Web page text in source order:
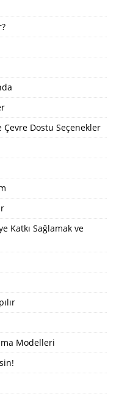
Dostu Seçenekler
Katkı Sağlamak ve
Modelleri